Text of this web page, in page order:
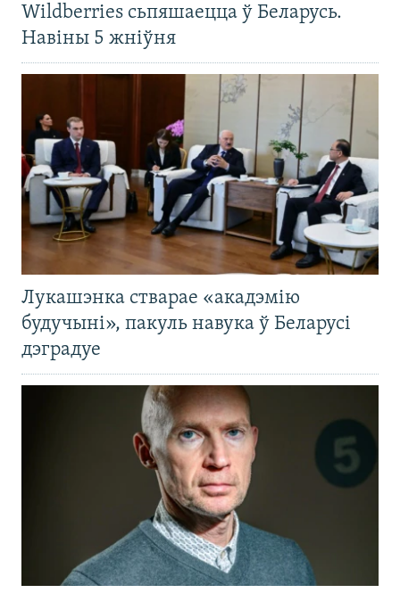
Wildberries сьпяшаецца ў Беларусь.
Навіны 5 жніўня
Лукашэнка стварае «акадэмію
будучыні», пакуль навука ў Беларусі
дэградуе